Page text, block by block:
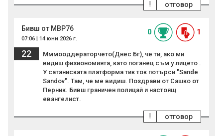
отговор
!
Бивш от МВР76
07:06 | 14 юни 2026 г.
0 1
22
Мммооддераторчето(Днес Бг), че ти, ако ми
видиш физиономията, като поганец съм у лицето .
У сатаниската платформа тик ток потърси "Sande
Sandov". Там, че ме видиш. Поздрави от Сашко от
Перник. Бивш граничен полицай и настоящ
евангелист.
отговор
!